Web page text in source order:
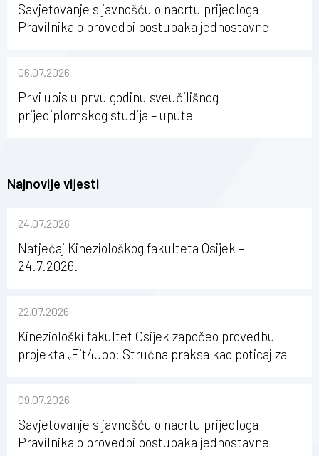
Savjetovanje s javnošću o nacrtu prijedloga
Pravilnika o provedbi postupaka jednostavne
Osijeku
06.07.2026
Prvi upis u prvu godinu sveučilišnog
prijediplomskog studija – upute
Najnovije vijesti
24.07.2026
Natječaj Kineziološkog fakulteta Osijek –
24.7.2026.
22.07.2026
Kineziološki fakultet Osijek započeo provedbu
projekta „Fit4Job: Stručna praksa kao poticaj za
09.07.2026
Savjetovanje s javnošću o nacrtu prijedloga
Pravilnika o provedbi postupaka jednostavne